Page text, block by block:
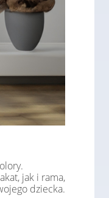
jak i rama,
dziecka.